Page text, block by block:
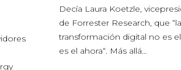
Decía Laura Koetzle,
de Forrester Research, que “la
transformación digital no es
es el ahora“. Más allá…